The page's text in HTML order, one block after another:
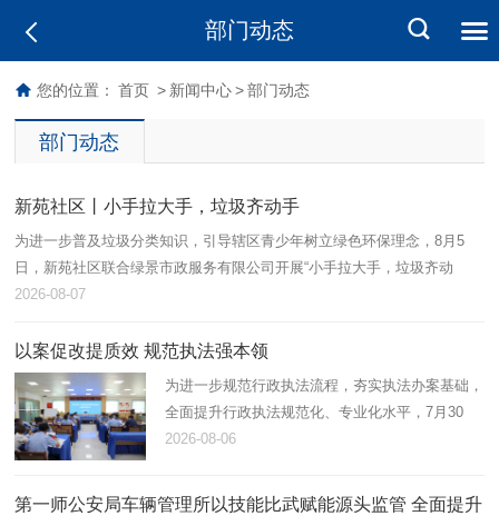
部门动态
您的位置： 首页 > 新闻中心 > 部门动态
部门动态
新苑社区丨小手拉大手，垃圾齐动手
为进一步普及垃圾分类知识，引导辖区青少年树立绿色环保理念，8月5
日，新苑社区联合绿景市政服务有限公司开展“小手拉大手，垃圾齐动
手”垃圾分类主题宣讲活动，辖区60余名青少年及家长积极参与。
2026-08-07
以案促改提质效 规范执法强本领
为进一步规范行政执法流程，夯实执法办案基础，
全面提升行政执法规范化、专业化水平，7月30
日，第一师阿拉尔市应急管理局组织开展2026年
名执法人员全员参与。
2026-08-06
第一师公安局车辆管理所以技能比武赋能源头监管 全面提升